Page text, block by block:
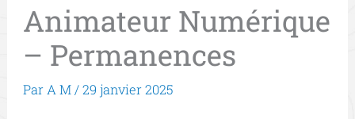
Animateur Numérique
– Permanences
Par A M /29 janvier 2025